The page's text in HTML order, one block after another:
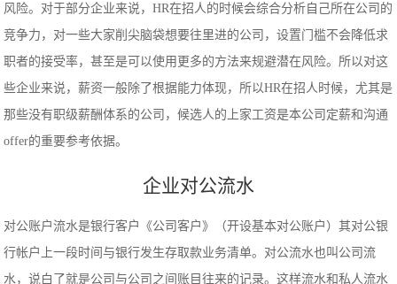
风险。对于部分企业来说，HR在招人的时候会综合分析自己所在公司的
竞争力，对一些大家削尖脑袋想要往里进的公司，设置门槛不会降低求
职者的接受率，甚至是可以使用更多的方法来规避潜在风险。所以对这
些企业来说，薪资一般除了根据能力体现，所以HR在招人时候，尤其是
那些没有职级薪酬体系的公司，候选人的上家工资是本公司定薪和沟通
offer的重要参考依据。
企业对公流水
对公账户流水是银行客户《公司客户》（开设基本对公账户）其对公银
行帐户上一段时间与银行发生存取款业务清单。对公流水也叫公司流
水，说白了就是公司与公司之间账目往来的记录。这样流水和私人流水